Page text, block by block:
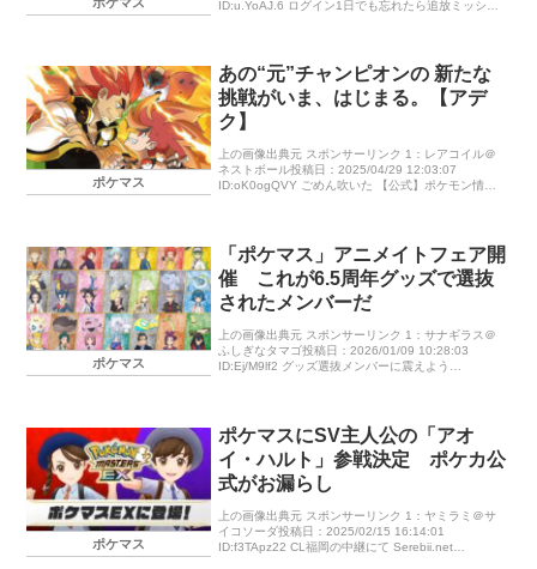
ID:u.YoAJ.6 ログイン1日でも忘れたら追放ミッショ
ポケマス
あの“元”チャンピオンの 新たな
挑戦がいま、はじまる。【アデ
ク】
上の画像出典元 スポンサーリンク 1：レアコイル＠
ネストボール投稿日：2025/04/29 12:03:07
ID:oK0ogQVY ごめん吹いた 【公式】ポケモン情報
ポケマス
「ポケマス」アニメイトフェア開
催 これが6.5周年グッズで選抜
されたメンバーだ
上の画像出典元 スポンサーリンク 1：サナギラス＠
ふしぎなタマゴ投稿日：2026/01/09 10:28:03
ID:Ej/M9lf2 グッズ選抜メンバーに震えよう
ポケマス
ポケマスにSV主人公の「アオ
イ・ハルト」参戦決定 ポケカ公
式がお漏らし
上の画像出典元 スポンサーリンク 1：ヤミラミ＠サ
イコソーダ投稿日：2025/02/15 16:14:01
ID:f3TApz22 CL福岡の中継にて Serebii.net